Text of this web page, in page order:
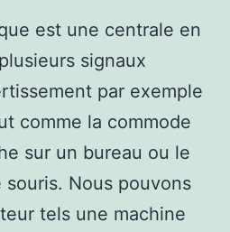
est une centrale en
signaux
par exemple
comme la commode
sur un bureau ou le
souris. Nous pouvons
tels une machine